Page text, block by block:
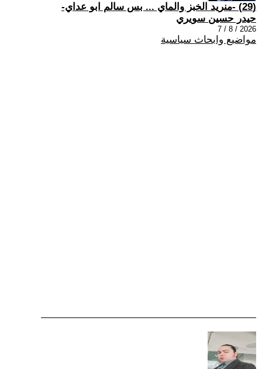
(29) -منريد الخبز والماي ... بس سالم ابو عداي-
حيدر حسين سويري
2026 / 8 / 7
مواضيع وابحاث سياسية